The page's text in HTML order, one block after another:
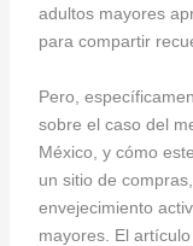
adultos mayores
para compartir
Pero,
sobre el caso del
México, y cómo
un sitio de
envejecimiento
mayores. El